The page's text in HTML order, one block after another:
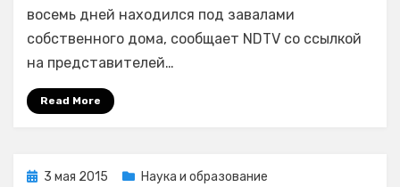
выжил
105-
восемь дней находился под завалами
собственного дома, сообщает NDTV со ссылкой
на представителей…
Read More
Posted
3 мая 2015 Наука и образование